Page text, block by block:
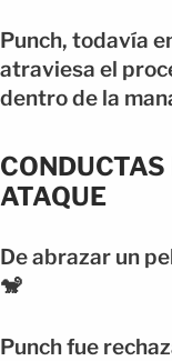
Punch, todavía
atraviesa el
dentro de la
ATAQUE
De abrazar un
🐒
Punch fue